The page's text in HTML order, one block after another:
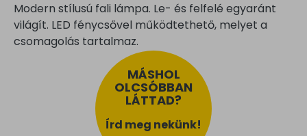
Modern stílusú fali lámpa. Le- és felfelé egyaránt
világít. LED fénycsővel működtethető, melyet a
csomagolás tartalmaz.
MÁSHOL
OLCSÓBBAN
LÁTTAD?
Írd meg nekünk!